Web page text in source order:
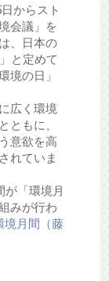
からスト
会議」を
、日本の
と定めて
境の日」
広く環境
もに、
意欲を高
れていま
が「環境月
みが行わ
境月間（藤